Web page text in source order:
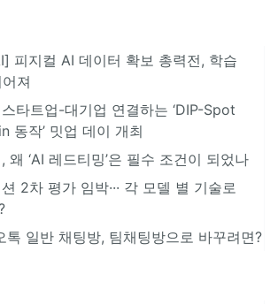
피지컬 AI 데이터 확보 총력전, 학습
져
타트업-대기업 연결하는 ‘DIP-Spot
동작’ 밋업 데이 개최
왜 ‘AI 레드티밍’은 필수 조건이 되었나
2차 평가 임박··· 각 모델 별 기술로
톡 일반 채팅방, 팀채팅방으로 바꾸려면?